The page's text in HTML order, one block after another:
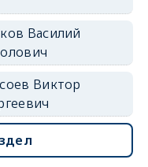
Василий
Виктор